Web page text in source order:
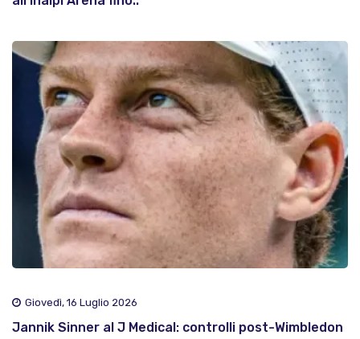
Giovedì, 16 Luglio 2026
Jannik Sinner al J Medical: controlli post-Wimbledon